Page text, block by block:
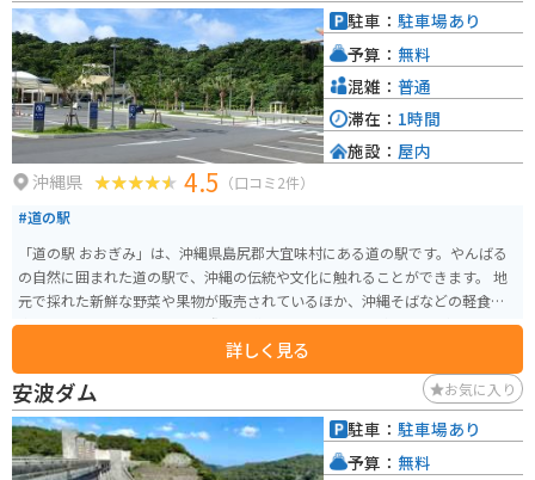
た創作料理も楽しめます。 また、道の駅 ゆいゆい国頭は、バイクツーリング
の休憩場所としても人気があります。駐車場も広く、トイレも完備されてい
るので、安心して休憩することができます。 周辺には、沖縄海岸国定公園の
美しい海や山々が広がっており、観光スポットもたくさんあります。沖縄美
ら海水族館や古宇利島など、人気観光スポットへのアクセスも良好です。
沖縄県 4.5 （口コミ2件）
#道の駅
「道の駅 おおぎみ」は、沖縄県島尻郡大宜味村にある道の駅です。やんばる
の自然に囲まれた道の駅で、沖縄の伝統や文化に触れることができます。 地
元で採れた新鮮な野菜や果物が販売されているほか、沖縄そばなどの軽食も
楽しめます。 バイクで訪れる際は、道の駅周辺の景色を楽しみながらツーリ
で、道の駅でもシークヮーサーを使ったジュースやお菓子などが販売されて
います。 また、道の駅に隣接して、大宜味村立の博物館「やんばる学びの
森」があります。 【基本情報】 住所：沖縄県島尻郡大宜味村字根路銘1620
電話番号：0980-44-3242 営業時間：9:00～18:00 駐車場：普通車50台、大型
車5台 【おすすめポイント】 * 新鮮な地元産の野菜や果物が購入できる * 沖縄
詳しく見る
駐車： 駐車場あり
予算： 無料
混雑： 普通
滞在： 1時間
施設： 屋内
安波ダム お気に入り
駐車： 駐車場あり
予算： 無料